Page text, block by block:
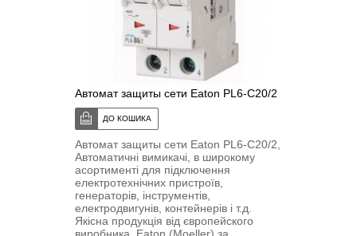
Автомат защиты сети Eaton PL6-C20/2
Автомат защиты сети Eaton PL6-C20/2,
Автоматичні вимикачі, в широкому
асортименті для підключення
електротехнічних пристроїв,
генераторів, інструментів,
електродвигунів, контейнерів і т.д.
Якісна продукція від європейского